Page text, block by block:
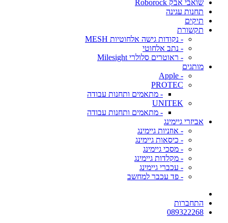
שואבי אבק Roborock
תחנות עגינה
תיקים
תקשורת
- נקודות גישה אלחוטיות MESH
- נתב אלחוטי
- ראוטרים סלולרי Milesight
מותגים
- Apple
PROTEC
- מתאמים ותחנות עבודה
UNITEK
- מתאמים ותחנות עבודה
אביזרי גיימינג
- אוזניות גיימינג
- כיסאות גיימינג
- מסכי גיימינג
- מקלדות גיימינג
- עכברי גיימינג
- פד עכבר למחשב
התחברות
089322268